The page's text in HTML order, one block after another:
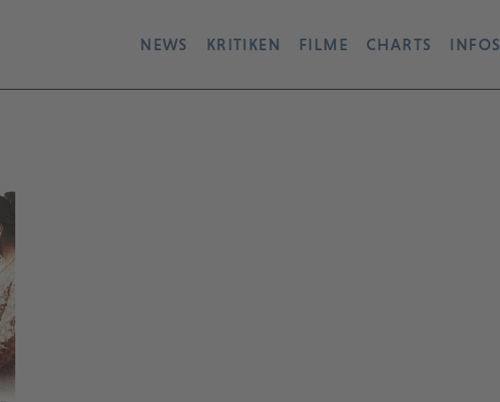
NEWS KRITIKEN FILME CHARTS INFOS